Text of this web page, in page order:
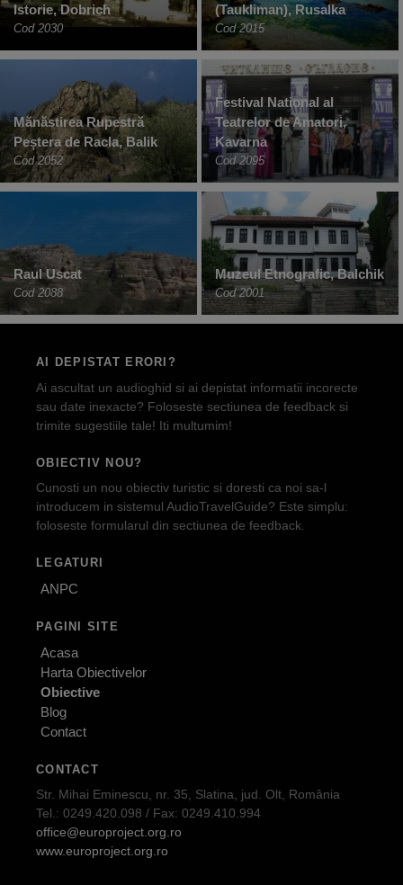
Istorie, Dobrich
Cod 2030
(Taukliman), Rusalka
Cod 2015
Mănăstirea Rupestră
Peștera de Racla, Balik
Cod 2052
Festival National al
Teatrelor de Amatori,
Kavarna
Cod 2095
Raul Uscat
Cod 2088
Muzeul Etnografic, Balchik
Cod 2001
AI DEPISTAT ERORI?
Ai ascultat un audioghid si ai depistat informatii incorecte
sau date inexacte? Foloseste sectiunea de feedback si
trimite sugestiile tale! Iti multumim!
OBIECTIV NOU?
Cunosti un nou obiectiv turistic si doresti ca noi sa-l
introducem in sistemul AudioTravelGuide? Este simplu:
foloseste formularul din sectiunea de feedback.
LEGATURI
ANPC
PAGINI SITE
Acasa
Harta Obiectivelor
Obiective
Blog
Contact
CONTACT
Str. Mihai Eminescu, nr. 35, Slatina, jud. Olt, România
Tel.: 0249.420.098 / Fax: 0249.410.994
office@europroject.org.ro
www.europroject.org.ro